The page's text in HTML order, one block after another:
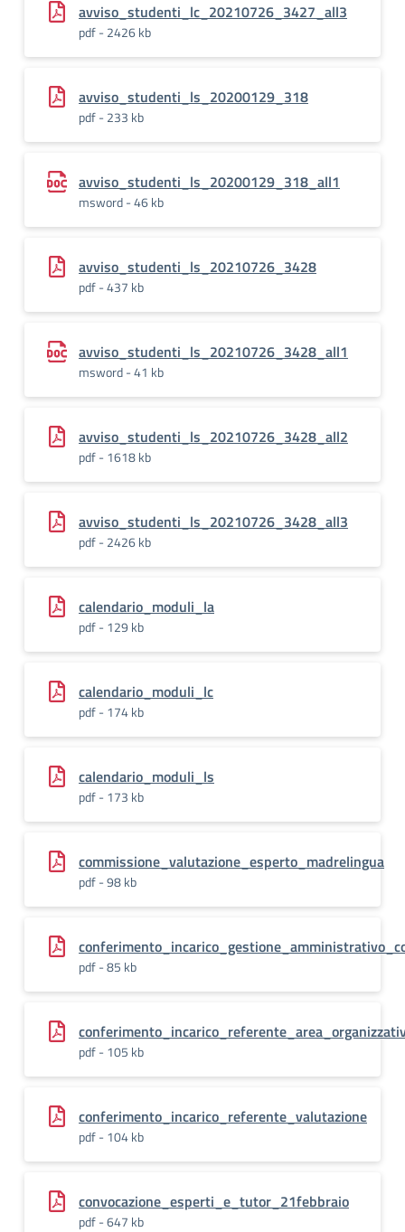
avviso_studenti_lc_20210726_3427_all3
pdf - 2426 kb
avviso_studenti_ls_20200129_318
pdf - 233 kb
avviso_studenti_ls_20200129_318_all1
msword - 46 kb
avviso_studenti_ls_20210726_3428
pdf - 437 kb
avviso_studenti_ls_20210726_3428_all1
msword - 41 kb
avviso_studenti_ls_20210726_3428_all2
pdf - 1618 kb
avviso_studenti_ls_20210726_3428_all3
pdf - 2426 kb
calendario_moduli_la
pdf - 129 kb
calendario_moduli_lc
pdf - 174 kb
calendario_moduli_ls
pdf - 173 kb
commissione_valutazione_esperto_madrelingua
pdf - 98 kb
pdf - 85 kb
pdf - 105 kb
conferimento_incarico_referente_valutazione
pdf - 104 kb
convocazione_esperti_e_tutor_21febbraio
pdf - 647 kb